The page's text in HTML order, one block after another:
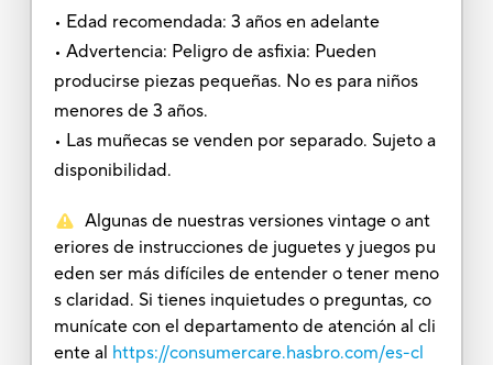
• Edad recomendada: 3 años en adelante
• Advertencia: Peligro de asfixia: Pueden
producirse piezas pequeñas. No es para niños
menores de 3 años.
• Las muñecas se venden por separado. Sujeto a
disponibilidad.
Algunas de nuestras versiones vintage o ant
eriores de instrucciones de juguetes y juegos pu
eden ser más difíciles de entender o tener meno
s claridad. Si tienes inquietudes o preguntas, co
munícate con el departamento de atención al cli
ente al https://consumercare.hasbro.com/es-cl